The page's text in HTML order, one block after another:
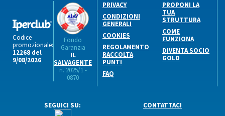
Codice
promozionale:
12268 del
9/08/2026
Fondo
Garanzia
IL
SALVAGENTE
n. 2025/1 -
0870
PRIVACY
CONDIZIONI
GENERALI
COOKIES
REGOLAMENTO
RACCOLTA
PUNTI
FAQ
PROPONI LA
TUA
STRUTTURA
COME
FUNZIONA
DIVENTA SOCIO
GOLD
SEGUICI SU: CONTATTACI